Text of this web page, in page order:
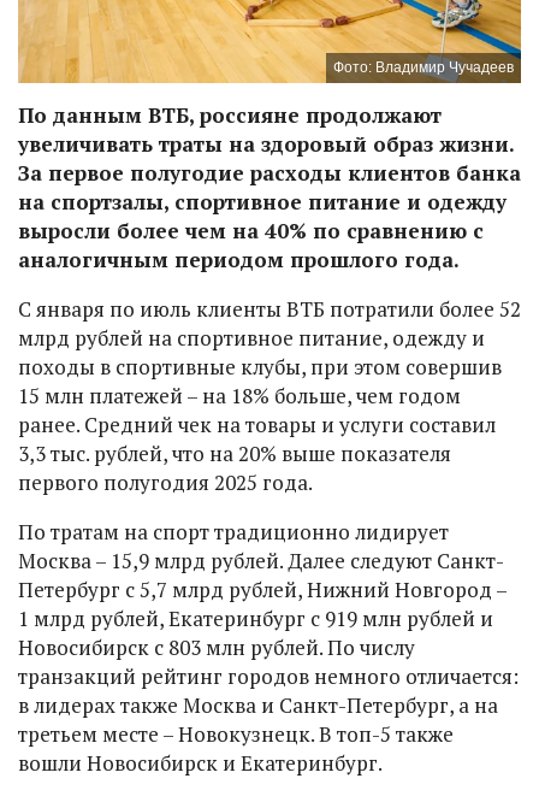
Фото: Владимир Чучадеев
По данным ВТБ, россияне продолжают
увеличивать траты на здоровый образ жизни.
За первое полугодие расходы клиентов банка
на спортзалы, спортивное питание и одежду
выросли более чем на 40% по сравнению с
аналогичным периодом прошлого года.
С января по июль клиенты ВТБ потратили более 52
млрд рублей на спортивное питание, одежду и
походы в спортивные клубы, при этом совершив
15 млн платежей – на 18% больше, чем годом
ранее. Средний чек на товары и услуги составил
3,3 тыс. рублей, что на 20% выше показателя
первого полугодия 2025 года.
По тратам на спорт традиционно лидирует
Москва – 15,9 млрд рублей. Далее следуют Санкт-
Петербург с 5,7 млрд рублей, Нижний Новгород –
1 млрд рублей, Екатеринбург с 919 млн рублей и
Новосибирск с 803 млн рублей. По числу
транзакций рейтинг городов немного отличается:
в лидерах также Москва и Санкт-Петербург, а на
третьем месте – Новокузнецк. В топ-5 также
вошли Новосибирск и Екатеринбург.